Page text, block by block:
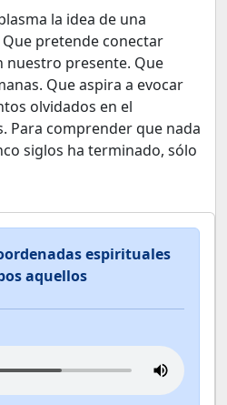
la idea de una
pretende conectar
nuestro presente. Que
Que aspira a evocar
olvidados en el
Para comprender que nada
siglos ha terminado, sólo
espirituales
aquellos